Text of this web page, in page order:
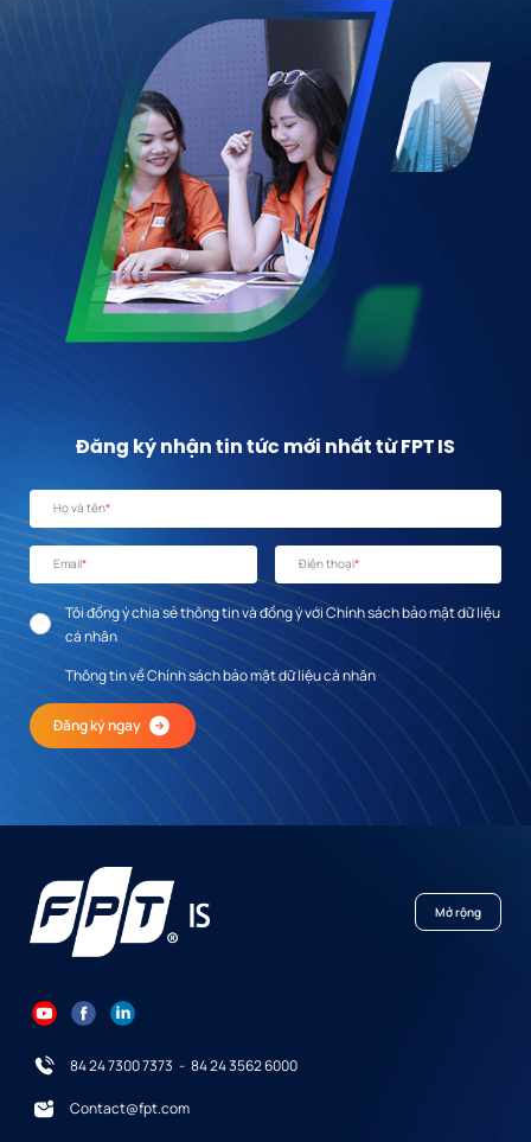
Đăng ký nhận tin tức mới nhất từ FPT IS
Họ và tên*
Email* Điện thoại*
Tôi đồng ý chia sẻ thông tin và đồng ý với Chính sách bảo mật dữ liệu
cá nhân
Thông tin về Chính sách bảo mật dữ liệu cá nhân
Đăng ký ngay
Mở rộng
84 24 7300 7373 - 84 24 3562 6000
Contact@fpt.com